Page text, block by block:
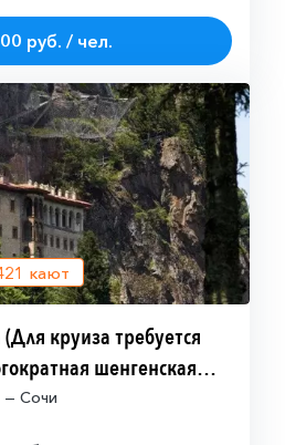
руб. / чел.
кают
(Для круиза требуется
шенгенская
— Сочи